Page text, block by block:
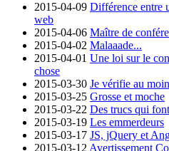
2015-04-09 Différence entre
web
2015-04-06 Maître de
2015-04-02 Malaaade...
2015-04-01 Une loi sur le
chose
2015-03-30 Je vérifie au
2015-03-25 Grosse et moche
2015-03-22 Des trucs qui
2015-03-19 Les emmerdeurs
2015-03-17 JS, jQuery et
2015-03-12 Avertissement